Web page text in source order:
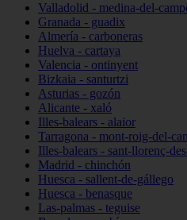
Valladolid - medina-del-
Granada - guadix
Almería - carboneras
Huelva - cartaya
Valencia - ontinyent
Bizkaia - santurtzi
Asturias - gozón
Alicante - xaló
Illes-balears - alaior
Tarragona - mont-roig-del-
Illes-balears - sant-llorenç-
Madrid - chinchón
Huesca - sallent-de-gállego
Huesca - benasque
Las-palmas - teguise